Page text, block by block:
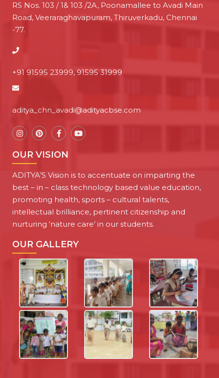
RS Nos. 103 / 1& 103 /2A, Poonamallee to Avadi Main
Road, Veeraraghavapuram, Thiruverkadu, Chennai
-77.
+91 91595 23999, 91595 31999
aditya_chn_avadi@adityacbse.com
OUR VISION
ADITYA’S Vision is to accentuate on imparting the
best – in – class technology based value education,
promoting health, sports – cultural talents,
intellectual brilliance, pertinent citizenship and
nurturing ‘nature care’ in our students.
OUR GALLERY